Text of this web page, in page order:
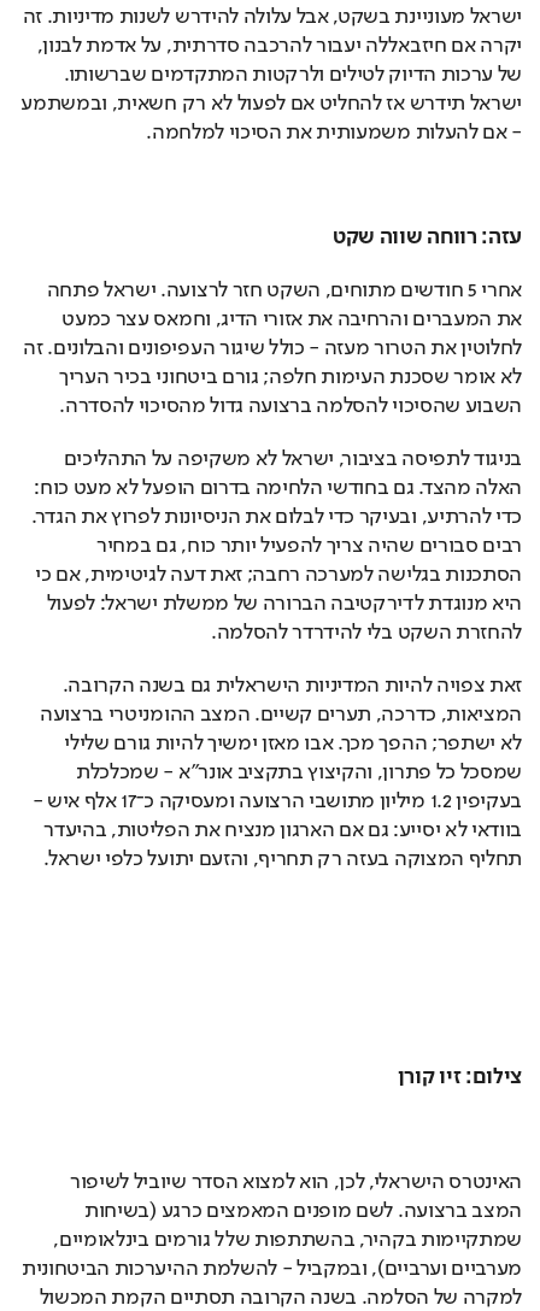
ישראל מעוניינת בשקט, אבל עלולה להידרש לשנות מדיניות. זה
יקרה אם חיזבאללה יעבור להרכבה סדרתית, על אדמת לבנון,
של ערכות הדיוק לטילים ולרקטות המתקדמים שברשותו.
ישראל תידרש אז להחליט אם לפעול לא רק חשאית, ובמשתמע
- אם להעלות משמעותית את הסיכוי למלחמה.
עזה: רווחה שווה שקט
אחרי 5 חודשים מתוחים, השקט חזר לרצועה. ישראל פתחה
את המעברים והרחיבה את אזורי הדיג, וחמאס עצר כמעט
לחלוטין את הטרור מעזה - כולל שיגור העפיפונים והבלונים. זה
לא אומר שסכנת העימות חלפה; גורם ביטחוני בכיר העריך
השבוע שהסיכוי להסלמה ברצועה גדול מהסיכוי להסדרה.
בניגוד לתפיסה בציבור, ישראל לא משקיפה על התהליכים
האלה מהצד. גם בחודשי הלחימה בדרום הופעל לא מעט כוח:
כדי להרתיע, ובעיקר כדי לבלום את הניסיונות לפרוץ את הגדר.
רבים סבורים שהיה צריך להפעיל יותר כוח, גם במחיר
הסתכנות בגלישה למערכה רחבה; זאת דעה לגיטימית, אם כי
היא מנוגדת לדירקטיבה הברורה של ממשלת ישראל: לפעול
להחזרת השקט בלי להידרדר להסלמה.
זאת צפויה להיות המדיניות הישראלית גם בשנה הקרובה.
המציאות, כדרכה, תערים קשיים. המצב ההומניטרי ברצועה
לא ישתפר; ההפך מכך. אבו מאזן ימשיך להיות גורם שלילי
שמסכל כל פתרון, והקיצוץ בתקציב אונר"א - שמכלכלת
בעקיפין 1.2 מיליון מתושבי הרצועה ומעסיקה כ־17 אלף איש -
בוודאי לא יסייע: גם אם הארגון מנציח את הפליטות, בהיעדר
תחליף המצוקה בעזה רק תחריף, והזעם יתועל כלפי ישראל.
​צילום: זיו קורן
האינטרס הישראלי, לכן, הוא למצוא הסדר שיוביל לשיפור
המצב ברצועה. לשם מופנים המאמצים כרגע (בשיחות
שמתקיימות בקהיר, בהשתתפות שלל גורמים בינלאומיים,
מערביים וערביים), ובמקביל - להשלמת ההיערכות הביטחונית
למקרה של הסלמה. בשנה הקרובה תסתיים הקמת המכשול